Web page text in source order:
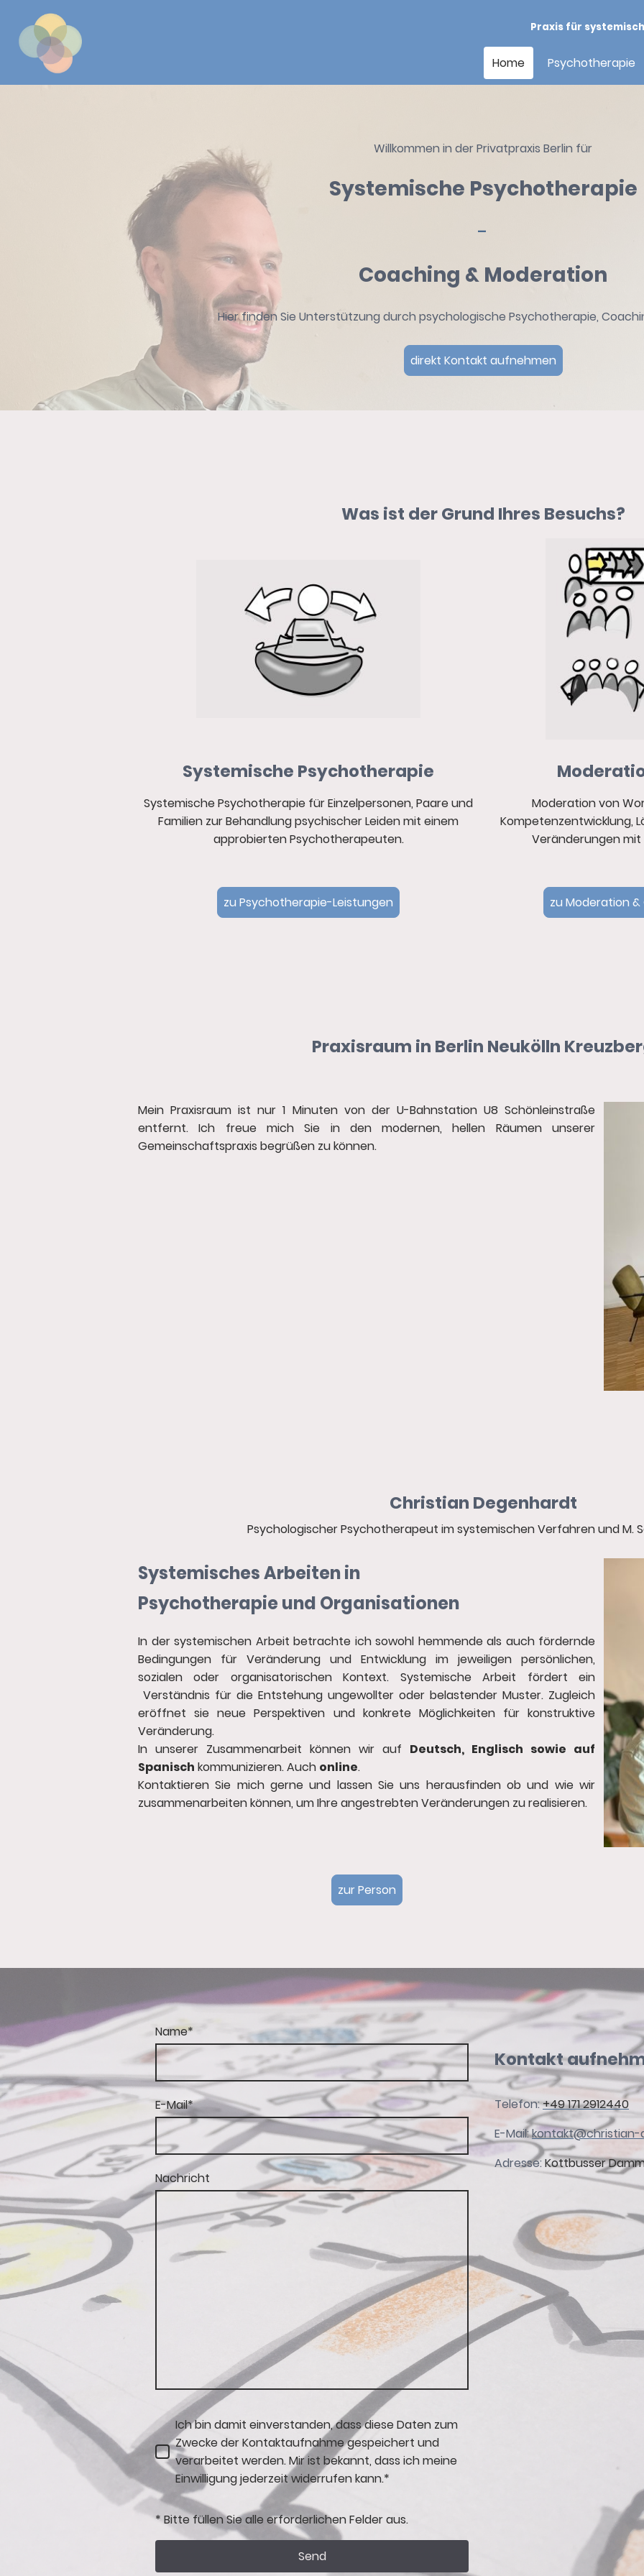
Praxis für
Home Psychotherapie
Willkommen in der Privatpraxis Berlin für
Systemische Psychotherapie
-
Coaching & Moderation
Hier finden Sie Unterstützung durch psychologische Psychotherapie,
direkt Kontakt aufnehmen
Was ist der Grund Ihres Besuchs?
Systemische Psychotherapie
Systemische Psychotherapie für Einzelpersonen, Paare und
Familien zur Behandlung psychischer Leiden mit einem
approbierten Psychotherapeuten.
zu Psychotherapie-Leistungen
Moderationvon
Kompetenzentwicklung,
Veränderungen
zu Moderation
Praxisraum in Berlin Neukölln
Mein Praxisraum ist nur 1 Minuten von der U-Bahnstation U8 Schönleinstraße
entfernt.Ich freue mich Sie in den modernen, hellen Räumen unserer
Gemeinschaftspraxis begrüßen zu können.
Christian Degenhardt
Psychologischer Psychotherapeut im systemischen Verfahren und M.
Systemisches Arbeiten in
Psychotherapie und Organisationen
In der systemischen Arbeit betrachte ich sowohl hemmende als auch fördernde
Bedingungen für Veränderung und Entwicklung im jeweiligen persönlichen,
sozialen oder organisatorischen Kontext. Systemische Arbeit fördert ein
Verständnis für die Entstehung ungewollter oder belastender Muster. Zugleich
eröffnet sie neue Perspektiven und konkrete Möglichkeiten für konstruktive
Veränderung.
In unserer Zusammenarbeit können wir auf Deutsch, Englisch sowie auf
Spanisch kommunizieren. Auch online.
Kontaktieren Sie mich gerne und lassen Sie uns herausfinden ob und wie wir
zusammenarbeiten können, um Ihre angestrebten Veränderungen zu realisieren.
zur Person
Name*
E-Mail*
Nachricht
Ich bin damit einverstanden, dass diese Daten zum
Zwecke der Kontaktaufnahme gespeichert und
verarbeitet werden. Mir ist bekannt, dass ich meine
Einwilligung jederzeit widerrufen kann.*
* Bitte füllen Sie alle erforderlichen Felder aus.
Send
Kontakt
Telefon:+49 171 2912440
E-Mail:
Adresse:Kottbusser